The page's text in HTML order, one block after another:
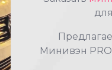
Минивэн